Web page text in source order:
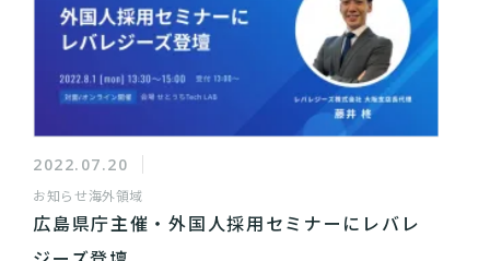
2022.07.20
お知らせ海外領域
広島県庁主催・外国人採用セミナーにレバレ